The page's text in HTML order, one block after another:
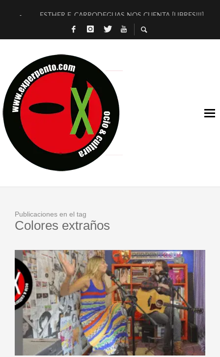
ESTHER F. CARRODEGUAS NOS CUENTA [LIBRES!!!]
[TERRA DE GUAPES] DE SANDRA MONFORT
TIMBRE 4, LA ESCUELA DEL DIRECTOR TEATRAL CLAUDIO
30 AÑOS (NO ES NADA) DE LA KATARSIS DEL TOMATAZO
MILITARES JUDÍAS EN #EXVITA
D’BALDOMEROS REINVENTAN [BITÁCORA 3.0] EN EXVITA
MARSHALL FLASH PRESENTA EN EXVITA [RELATIVA
JOFRE BARDAGÍ EN EXVITA INTERPRETANDO A SERRAT
Publicaciones en el tag
Colores extraños